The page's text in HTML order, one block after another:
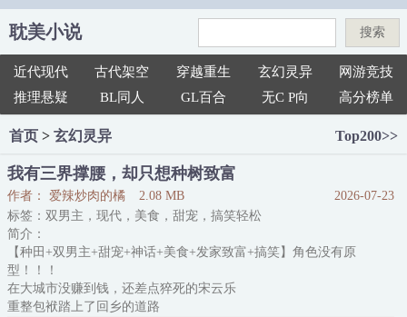
耽美小说 搜索
近代现代 古代架空 穿越重生 玄幻灵异
网游竞技
推理悬疑
BL同人 GL百合 无C P向 高分榜单
首页 > 玄幻灵异 Top200>>
我有三界撑腰，却只想种树致富
作者： 爱辣炒肉的橘 2.08 MB
2026-07-23
标签：双男主，现代，美食，甜宠，搞笑轻松
简介：
【种田+双男主+甜宠+神话+美食+发家致富+搞笑】角色没有原
型！！！
在大城市没赚到钱，还差点猝死的宋云乐
重整包袱踏上了回乡的道路